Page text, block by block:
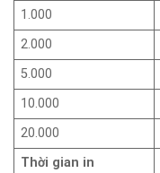
1.000
2.000
5.000
10.000
20.000
Thời gian in